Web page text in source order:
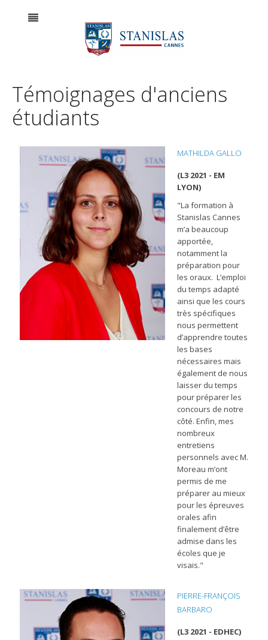
Témoignages d'anciens
étudiants
MATHILDA GALLO
(L3 2021 - EM
LYON)
"La formation à
Stanislas Cannes
m’a beaucoup
apportée,
notamment la
préparation pour
les oraux. L’emploi
du temps adapté
ainsi que les cours
très spécifiques
nous permettent
d’apprendre toutes
les bases
nécessaires mais
également de nous
laisser du temps
pour préparer les
concours de notre
côté. Enfin, mes
nombreux
entretiens
personnels avec M.
Moreau m’ont
permis de me
préparer au mieux
pour les épreuves
orales afin
finalement d’être
admise dans les
écoles que je
visais."
PIERRE-FRANÇOIS
BARBARO
(L3 2021 - EDHEC)